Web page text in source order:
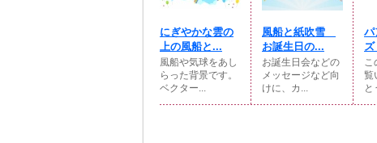
にぎやかな雲の
上の風船と...
風船や気球をあし
らった背景です。
ベクター...
風船と紙吹雪
お誕生日の...
お誕生日会などの
メッセージなど向
けに、カ...
パ
こ
覧
と